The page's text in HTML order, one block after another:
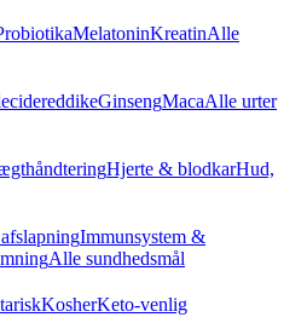
MelatoninKreatinAlle
GinsengMacaAlle urter
Hjerte & blodkarHud,
Immunsystem &
Alle sundhedsmål
KosherKeto-venlig